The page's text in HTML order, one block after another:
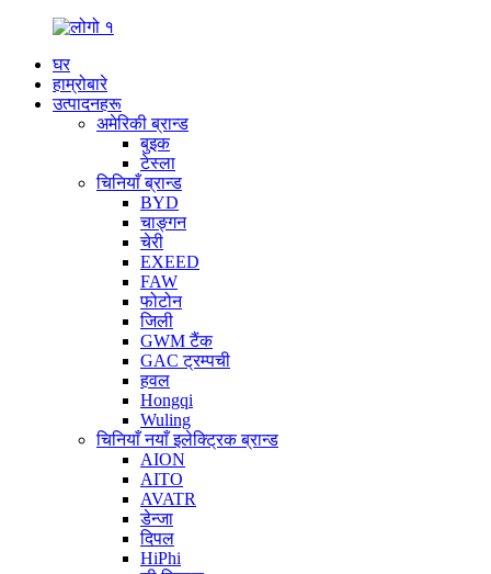
घर
हाम्रोबारे
उत्पादनहरू
अमेरिकी ब्रान्ड
बुइक
टेस्ला
चिनियाँ ब्रान्ड
BYD
चाङ्गन
चेरी
EXEED
FAW
फोटोन
जिली
GWM टैंक
GAC ट्रम्पची
हवल
Hongqi
Wuling
चिनियाँ नयाँ इलेक्ट्रिक ब्रान्ड
AION
AITO
AVATR
डेन्जा
दिपल
HiPhi